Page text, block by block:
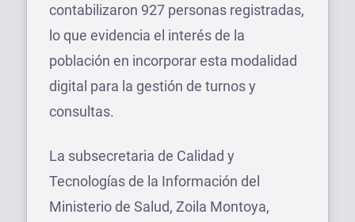
contabilizaron 927 personas registradas,
lo que evidencia el interés de la
población en incorporar esta modalidad
digital para la gestión de turnos y
consultas.
La subsecretaria de Calidad y
Tecnologías de la Información del
Ministerio de Salud, Zoila Montoya,